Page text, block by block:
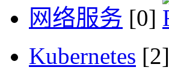
网络服务 [0]
Kubernetes [2]